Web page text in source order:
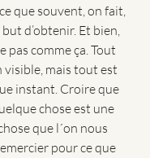
que souvent, on fait,
d’obtenir. Et bien,
pas comme ça. Tout
visible, mais tout est
instant. Croire que
chose est une
que l´on nous
pour ce que